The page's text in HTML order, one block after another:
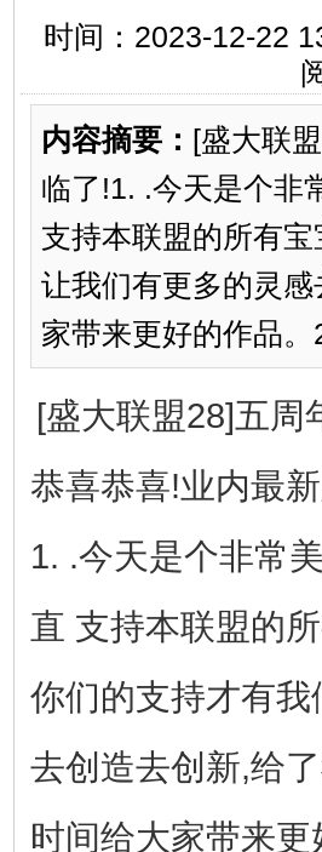
时间：2023-12-
内容摘要： [盛大联
临了!1. .今天是个非
支持本联盟的所有
让我们有更多的灵
家带来更好的作品
[盛大联盟28]五周
恭喜恭喜!业内最
1. .今天是个非常
直 支持本联盟的
你们的支持才有
去创造去创新,给
时间给大家带来更